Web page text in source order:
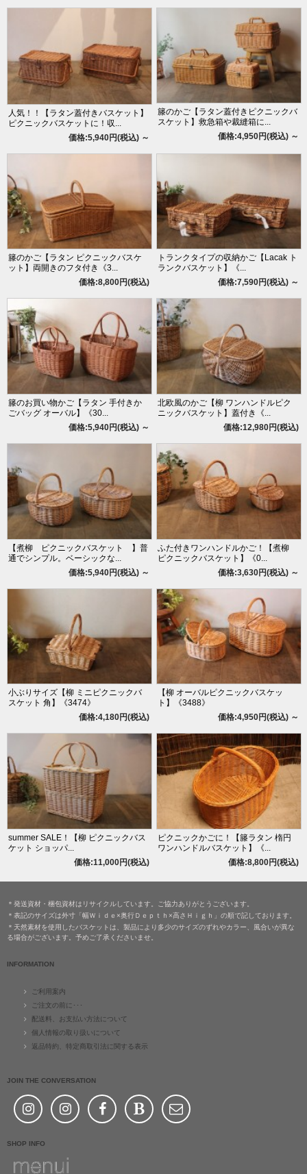
人気！！【ラタン蓋付きバスケット】
ピクニックバスケットに！収...
価格:5,940円(税込) ～
籐のかご【ラタン蓋付きピクニックバ
スケット】救急箱や裁縫箱に...
価格:4,950円(税込) ～
籐のかご【ラタン ピクニックバスケ
ット】両開きのフタ付き《3...
価格:8,800円(税込)
トランクタイプの収納かご【Lacak ト
ランクバスケット】《...
価格:7,590円(税込) ～
籐のお買い物かご【ラタン 手付きか
ごバッグ オーバル】《30...
価格:5,940円(税込) ～
北欧風のかご【柳 ワンハンドルピク
ニックバスケット】蓋付き《...
価格:12,980円(税込)
【煮柳 ピクニックバスケット 】普
通でシンプル。ベーシックな...
価格:5,940円(税込) ～
ふた付きワンハンドルかご！【煮柳
ピクニックバスケット】《0...
価格:3,630円(税込) ～
小ぶりサイズ【柳 ミニピクニックバ
スケット 角】《3474》
価格:4,180円(税込)
【柳 オーバルピクニックバスケッ
ト】《3488》
価格:4,950円(税込) ～
summer SALE！【柳 ピクニックバス
ケット ショッパ...
価格:11,000円(税込)
ピクニックかごに！【籐ラタン 楕円
ワンハンドルバスケット】《...
価格:8,800円(税込)
＊発送資材・梱包資材はリサイクルしています。ご協力ありがとうございます。
＊表記のサイズは外寸「幅Ｗｉｄｅ×奥行Ｄｅｐｔｈ×高さＨｉｇｈ」の順で記しております。
＊天然素材を使用したバスケットは、製品により多少のサイズのずれやカラー、風合いが異な
る場合がございます。予めご了承くださいませ。
INFORMATION
ご利用案内
ご注文の前に･･･
配送料、お支払い方法について
個人情報の取り扱いについて
返品特約、特定商取引法に関する表示
JOIN THE CONVERSATION
SHOP INFO